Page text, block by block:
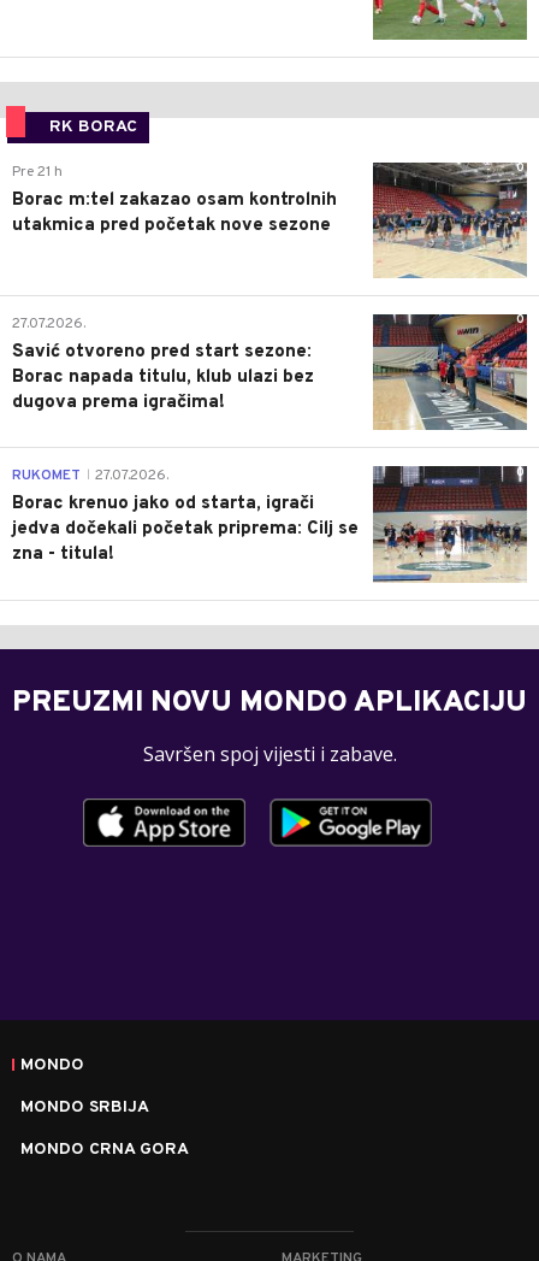
RK BORAC
0
Pre 21 h
Borac m:tel zakazao osam kontrolnih
utakmica pred početak nove sezone
0
27.07.2026.
Savić otvoreno pred start sezone:
Borac napada titulu, klub ulazi bez
dugova prema igračima!
0
RUKOMET 27.07.2026.
Borac krenuo jako od starta, igrači
jedva dočekali početak priprema: Cilj se
zna - titula!
PREUZMI NOVU MONDO APLIKACIJU
Savršen spoj vijesti i zabave.
MONDO
MONDO SRBIJA
MONDO CRNA GORA